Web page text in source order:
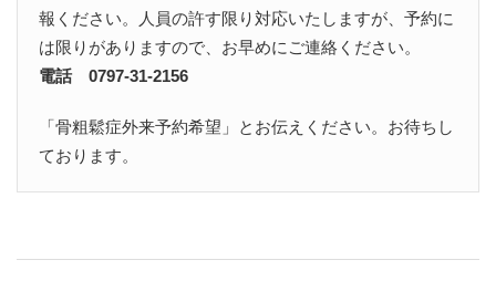
報ください。人員の許す限り対応いたしますが、予約に
は限りがありますので、お早めにご連絡ください。
電話 0797-31-2156
「骨粗鬆症外来予約希望」とお伝えください。お待ちし
ております。